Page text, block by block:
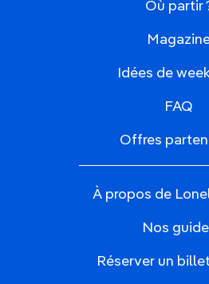
Où partir
Idées de
FAQ
Offres
À propos de
Nos
Réserver un